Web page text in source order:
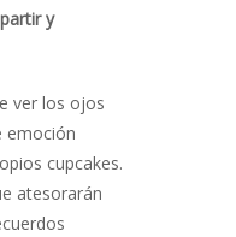
y
ver los ojos
emoción
cupcakes.
atesorarán